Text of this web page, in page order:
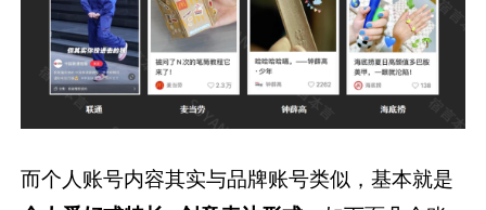
而个人账号内容其实与品牌账号类似，基本就是